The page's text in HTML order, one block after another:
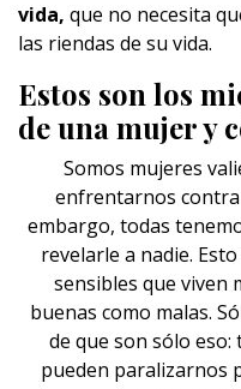
vida, que no necesita
las riendas de su vida.
Estos son los
de una mujer y
Somos mujeres
enfrentarnos
embargo, todas
revelarle a nadie.
sensibles que viven
buenas como malas.
de que son sólo
pueden paralizarnos